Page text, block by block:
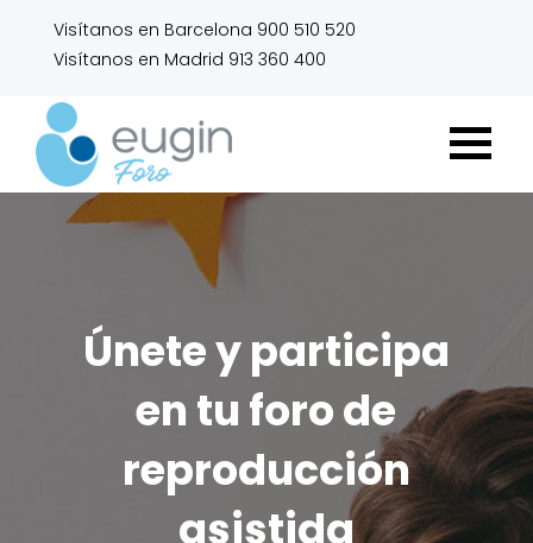
Visítanos en Barcelona 900 510 520
Visítanos en Madrid 913 360 400
Únete y participa
en tu foro de
reproducción
asistida